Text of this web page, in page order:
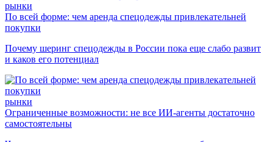
рынки
По всей форме: чем аренда спецодежды привлекательней
покупки
Почему шеринг спецодежды в России пока еще слабо развит
и каков его потенциал
рынки
Ограниченные возможности: не все ИИ-агенты достаточно
самостоятельны